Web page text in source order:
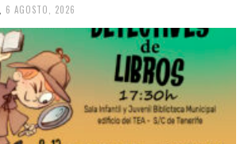
6 AGOSTO, 2026